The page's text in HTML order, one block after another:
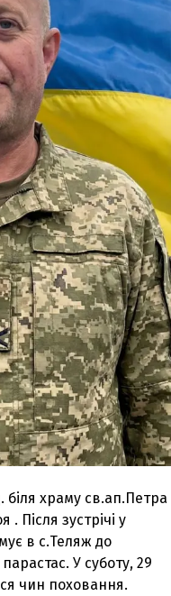
біля храму св.ап.Петра
. Після зустрічі у
в с.Теляж до
У суботу, 29
чин поховання.